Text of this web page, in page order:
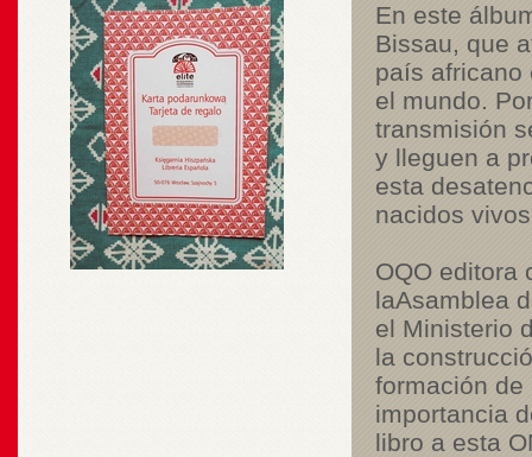
En este
Bissau, que
país africano
el mundo.
transmisión
y lleguen a
esta
nacidos
OQO editora
laAsamblea
el Ministerio
la
formación
importancia
libro a esta